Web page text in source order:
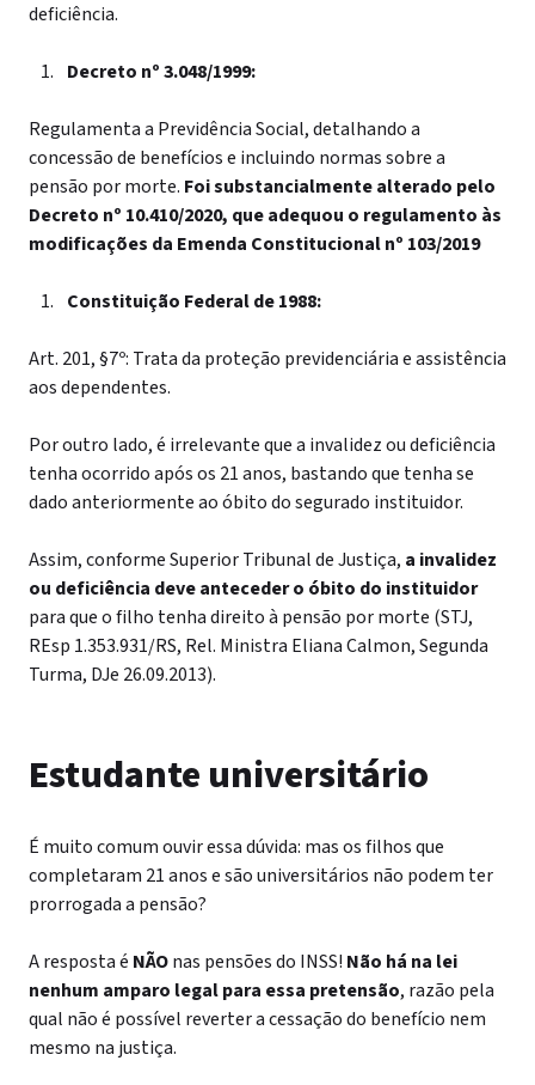
deficiência.
Decreto nº 3.048/1999:
Regulamenta a Previdência Social, detalhando a
concessão de benefícios e incluindo normas sobre a
pensão por morte. Foi substancialmente alterado pelo
Decreto nº 10.410/2020, que adequou o regulamento às
modificações da Emenda Constitucional nº 103/2019
Constituição Federal de 1988:
Art. 201, §7º: Trata da proteção previdenciária e assistência
aos dependentes.
Por outro lado, é irrelevante que a invalidez ou deficiência
tenha ocorrido após os 21 anos, bastando que tenha se
dado anteriormente ao óbito do segurado instituidor.
Assim, conforme Superior Tribunal de Justiça, a invalidez
ou deficiência deve anteceder o óbito do instituidor
para que o filho tenha direito à pensão por morte (STJ,
REsp 1.353.931/RS, Rel. Ministra Eliana Calmon, Segunda
Turma, DJe 26.09.2013).
Estudante universitário
É muito comum ouvir essa dúvida: mas os filhos que
completaram 21 anos e são universitários não podem ter
prorrogada a pensão?
A resposta é NÃOnas pensões do INSS! Não há na lei
nenhum amparo legal para essa pretensão, razão pela
qual não é possível reverter a cessação do benefício nem
mesmo na justiça.